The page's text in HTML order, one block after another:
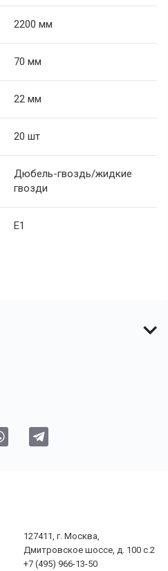
2200 мм
70 мм
22 мм
20 шт
Дюбель-гвоздь/жидкие
гвозди
E1
127411, г. Москва,
Дмитровское шоссе, д. 100 с.2
+7 (495) 966-13-50